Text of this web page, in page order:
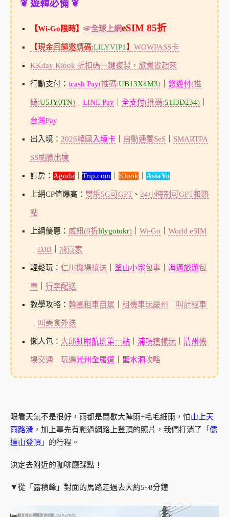
❦ 遊韓必備 ❦
【Wi-Go限時】 ☞全球上網eSIM 85折
【現金回饋邀請碼:LILYVIP1 】 WOWPASS卡
KKday Klook 折扣碼一鍵複製，旅費省起來
行動支付： icash Pay(推碼:UB13X4M3)｜ 悠遊付(推
碼:U5JY0TN)｜ LINE Pay｜ 全支付(推碼:51I3D234)｜
台灣Pay
出入境： 2026韓國 入境卡｜ 自動通關SeS｜ SMARTPA
SS刷臉出境
訂房： Agoda Trip.com Klook AsiaYo
上網CP值爆高： 雙網5G可GPT、 24小時制可GPT和熱
點
上網優惠： 威訊(9折lilygotokr)｜ Wi-Go World eSIM
DJB｜ 飛買家
輕鬆玩： 仁川機場接送 釜山小宗包車｜ 海邁旅遊包
車｜ 行李配送
教學攻略： 韓國租車自駕 租機車玩慶州 叫計程車
叫美食外送
懶人包： 大邱紅眼航班第一站｜ 浦項這樣玩｜ 清州機
場交通 玩遍光州全羅道｜ 聖水洞攻略
眼看天氣不是很好，雨都是間歇大陣雨+毛毛細雨，怕山上天
雨路滑 ，加上事先有爬過網路上登頂的照片，我們打消了「 儒
達山登頂 」的行程。
決定去附近的咖啡廳踩點！
▼從「露積峰」對面的馬路走過去大約5~8分鐘